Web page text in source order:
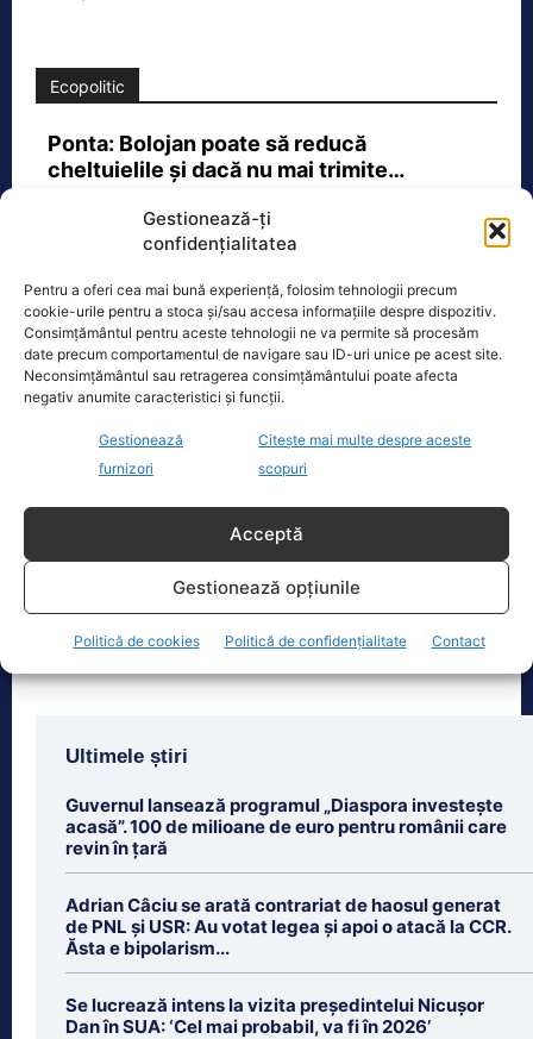
Gestionează-ți
confidențialitatea
Pentru a oferi cea mai bună experiență, folosim tehnologii precum
cookie-urile pentru a stoca și/sau accesa informațiile despre dispozitiv.
Consimțământul pentru aceste tehnologii ne va permite să procesăm
date precum comportamentul de navigare sau ID-uri unice pe acest site.
Neconsimțământul sau retragerea consimțământului poate afecta
negativ anumite caracteristici și funcții.
Gestionează
furnizori
Citește mai multe despre aceste
scopuri
Acceptă
Gestionează opțiunile
Politică de cookies Politică de confidențialitate Contact
Ecopolitic
Ponta: Bolojan poate să reducă
cheltuielile şi dacă nu mai trimite…
serie de comentarii referitoare la
situația energetică a României. „Ideea
Cine este Petrică Paraschiv, campionul mondial care
Petrică Paraschiv, primul român care a
profesionist, este din nou în centrul
atenției după [...]
Ultimele știri
Guvernul lansează programul „Diaspora investește
acasă”. 100 de milioane de euro pentru românii care
revin în țară
Adrian Câciu se arată contrariat de haosul generat
de PNL și USR: Au votat legea și apoi o atacă la CCR.
Ăsta e bipolarism...
Se lucrează intens la vizita președintelui Nicușor
Dan în SUA: ‘Cel mai probabil, va fi în 2026’